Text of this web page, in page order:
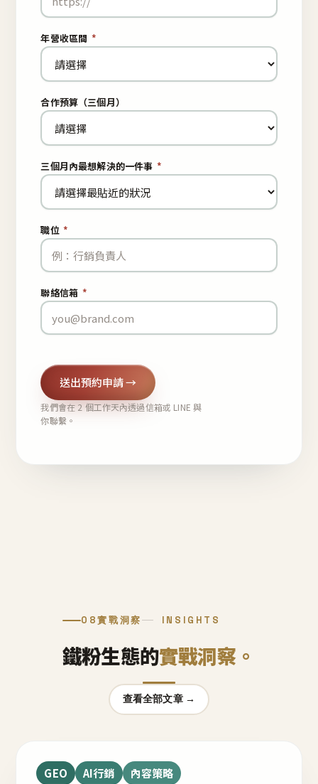
年營收區間 *
合作預算（三個月）
三個月內最想解決的一件事 *
職位 *
聯絡信箱 *
送出預約申請 →
我們會在 2 個工作天內透過信箱或 LINE 與
你聯繫。
08實戰洞察 INSIGHTS
鐵粉生態的實戰洞察。
查看全部文章 →
GEO AI行銷 內容策略